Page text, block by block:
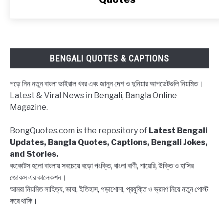
Bangla,
Block
list
Quotes
BENGALI QUOTES & CAPTIONS
পড়ে নিন নতুন বাংলা ভাইরাল খবর এবং জানুন দেশ ও দুনিয়ার আপডেটগুলি নিয়মিত।
Latest & Viral News in Bengali, Bangla Online
Magazine.
BongQuotes.com is the repository of Latest Bengali
Updates, Bangla Quotes, Captions, Bengali Jokes,
and Stories.
বংকোটস হলো বাংলায় সবচেয়ে বড়ো পংক্তি, বাংলা বাণী, শায়েরি, উক্তি ও হাসির
জোকস এর কালেকশন।
আমরা নিয়মিত সাহিত্য, ভাষা, ইতিহাস, পড়াশোনা, প্রযুক্তি ও ভ্রমণ নিয়ে নতুন পোস্ট
করে থাকি।